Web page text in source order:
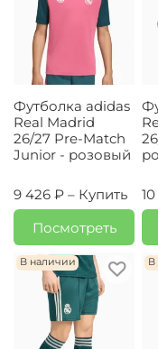
Футболка adidas
Real Madrid
26/27 Pre-Match
Junior - розовый
9 426 ₽ – Купить
Посмотреть
В наличии В